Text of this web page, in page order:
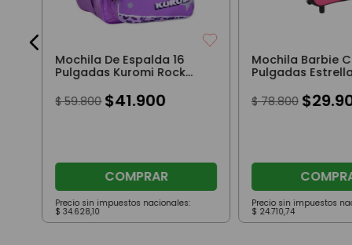
Mochila De Espalda 16
Pulgadas Kuromi Rock
$ 59.800 $41.900
COMPRAR
Precio sin impuestos nacionales:
$ 34.628,10
Mochila Barbie
Pulgadas
$ 78.800 $29.
Precio sin impuestos
$ 24.710,74